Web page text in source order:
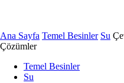
Ana Sayfa Temel Besinler Su
Çözümler
Temel Besinler
Su